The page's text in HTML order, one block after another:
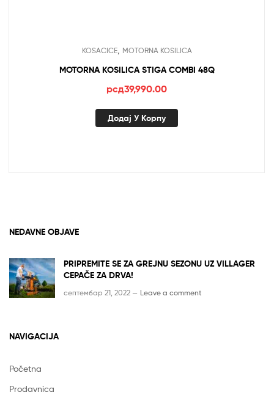
KOSACICE, MOTORNA KOSILICA
MOTORNA KOSILICA STIGA COMBI 48Q
рсд39,990.00
Додај У Корпу
NEDAVNE OBJAVE
PRIPREMITE SE ZA GREJNU SEZONU UZ VILLAGER
CEPAČE ZA DRVA!
септембар 21, 2022 — Leave a comment
NAVIGACIJA
Početna
Prodavnica